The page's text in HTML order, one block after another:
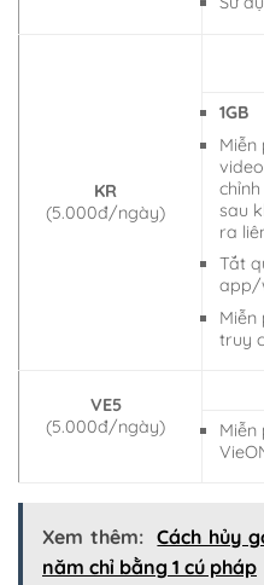
KR
(5.000đ/ngày)
1GB
Miễn
sau
ra
Tắt
app/
truy
VE5
(5.000đ/ngày)
Xem thêm: Cách hủy
năm chỉ bằng 1 cú pháp